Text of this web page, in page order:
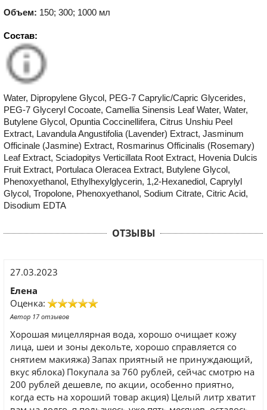
Объем: 150; 300; 1000 мл
Состав:
Water, Dipropylene Glycol, PEG-7 Caprylic/Capric Glycerides,
PEG-7 Glyceryl Cocoate, Camellia Sinensis Leaf Water, Water,
Butylene Glycol, Opuntia Coccinellifera, Citrus Unshiu Peel
Extract, Lavandula Angustifolia (Lavender) Extract, Jasminum
Officinale (Jasmine) Extract, Rosmarinus Officinalis (Rosemary)
Leaf Extract, Sciadopitys Verticillata Root Extract, Hovenia Dulcis
Fruit Extract, Portulaca Oleracea Extract, Butylene Glycol,
Phenoxyethanol, Ethylhexylglycerin, 1,2-Hexanediol, Caprylyl
Glycol, Tropolone, Phenoxyethanol, Sodium Citrate, Citric Acid,
Disodium EDTA
ОТЗЫВЫ
27.03.2023
Елена
Оценка:
Автор 17 отзывов
Хорошая мицеллярная вода, хорошо очищает кожу
лица, шеи и зоны декольте, хорошо справляется со
снятием макияжа) Запах приятный не принуждающий,
вкус яблока) Покупала за 760 рублей, сейчас смотрю на
200 рублей дешевле, по акции, особенно приятно,
когда есть на хороший товар акция) Целый литр хватит